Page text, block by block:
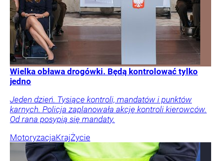
Wielka obława drogówki. Będą kontrolować tylko
jedno
Jeden dzień. Tysiące kontroli, mandatów i punktów
karnych. Policja zaplanowała akcję kontroli kierowców.
Od rana posypią się mandaty.
MotoryzacjaKrajŻycie